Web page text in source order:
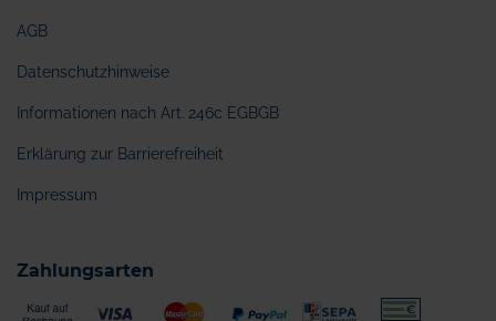
AGB
Datenschutzhinweise
Informationen nach Art. 246c EGBGB
Erklärung zur Barrierefreiheit
Impressum
Zahlungsarten